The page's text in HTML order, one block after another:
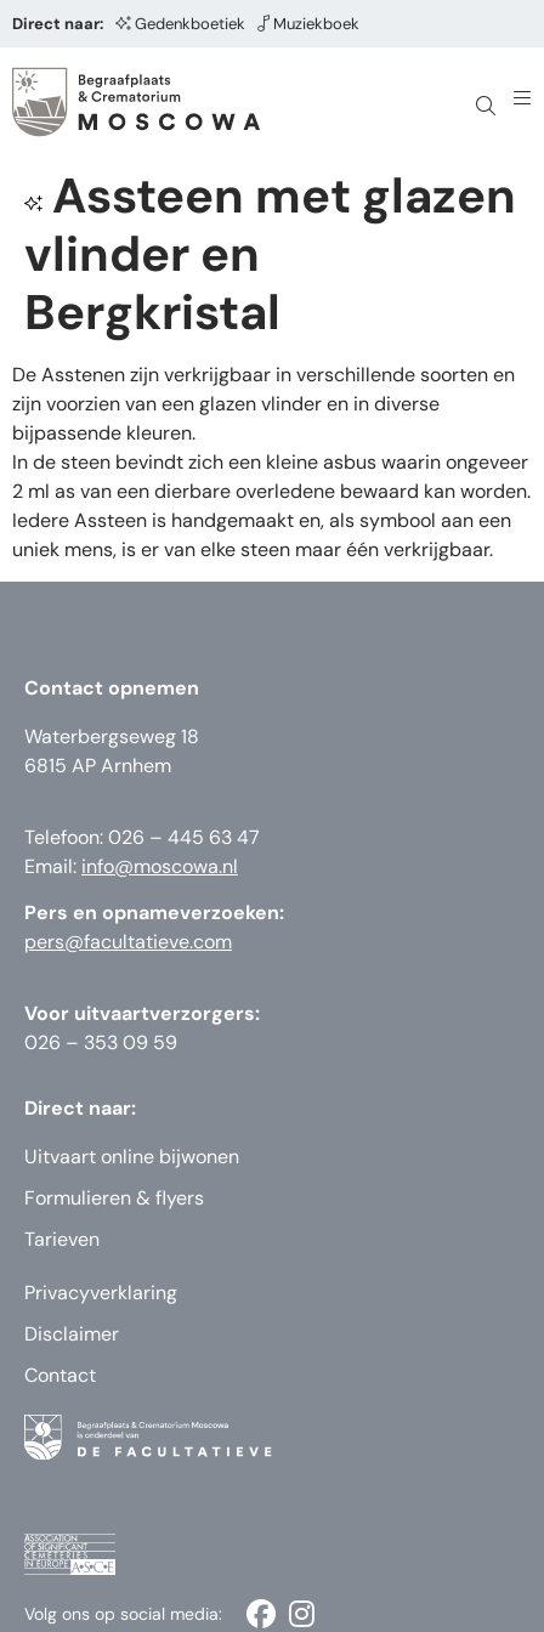
Direct naar: Gedenkboetiek Muziekboek
Assteen met glazen
vlinder en
Bergkristal
De Asstenen zijn verkrijgbaar in verschillende soorten en
zijn voorzien van een glazen vlinder en in diverse
bijpassende kleuren.
In de steen bevindt zich een kleine asbus waarin ongeveer
2 ml as van een dierbare overledene bewaard kan worden.
Iedere Assteen is handgemaakt en, als symbool aan een
uniek mens, is er van elke steen maar één verkrijgbaar.
Contact opnemen
Waterbergseweg 18
6815 AP Arnhem
Telefoon: 026 – 445 63 47
Email: info@moscowa.nl
Pers en opnameverzoeken:
pers@facultatieve.com
Voor uitvaartverzorgers:
026 – 353 09 59
Direct naar:
Uitvaart online bijwonen
Formulieren & flyers
Tarieven
Privacyverklaring
Disclaimer
Contact
Volg ons op social media: